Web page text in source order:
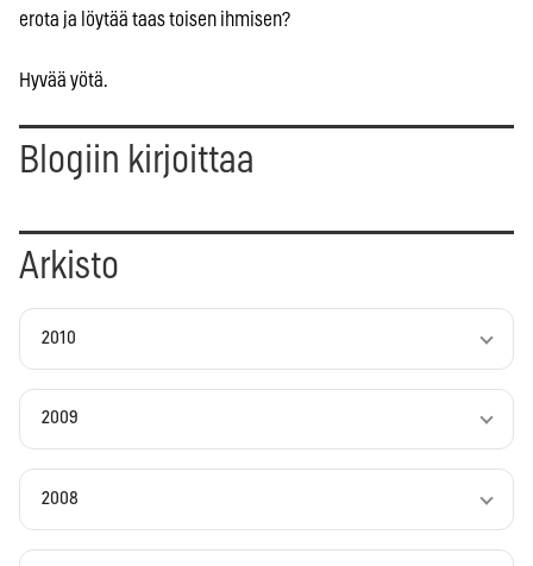
erota ja löytää taas toisen ihmisen?
Hyvää yötä.
Blogiin kirjoittaa
Arkisto
2010
2009
2008